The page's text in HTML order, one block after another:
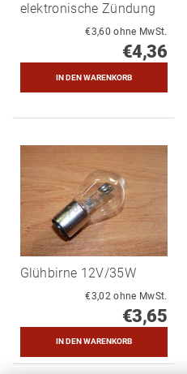
elektronische Zündung
€3,60 ohne MwSt.
€4,36
Glühbirne 12V/35W
€3,02 ohne MwSt.
€3,65